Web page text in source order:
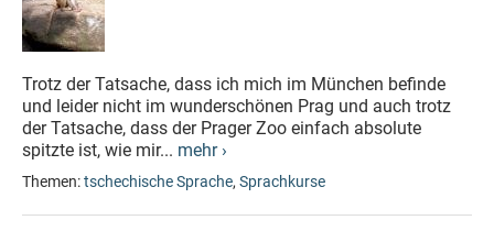
Trotz der Tatsache, dass ich mich im München befinde
und leider nicht im wunderschönen Prag und auch trotz
der Tatsache, dass der Prager Zoo einfach absolute
spitzte ist, wie mir... mehr ›
Themen:tschechische Sprache, Sprachkurse